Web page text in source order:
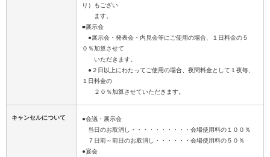
り）もござい
ます。
■展示会
●展示会・発表会・内見会等にご使用の場合、１日料金の５
０％加算させて
いただきます。
●２日以上にわたってご使用の場合、夜間料金として１夜毎、
１日料金の
キャンセルについて
●会議・展示会
当日のお取消し・・・・・・・・・・会場使用料の１００％
７日前～前日のお取消し・・・・・・会場使用料の５０％
●宴会